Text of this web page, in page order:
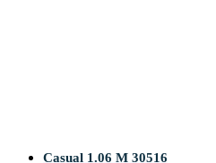
Casual 1.06 M 30516